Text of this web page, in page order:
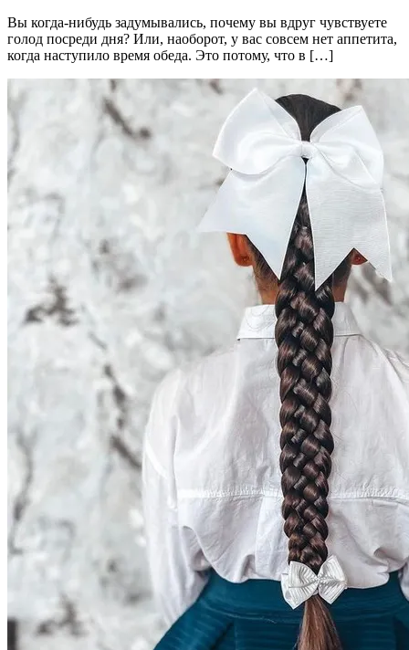
Вы когда-нибудь задумывались, почему вы вдруг чувствуете
голод посреди дня? Или, наоборот, у вас совсем нет аппетита,
когда наступило время обеда. Это потому, что в […]